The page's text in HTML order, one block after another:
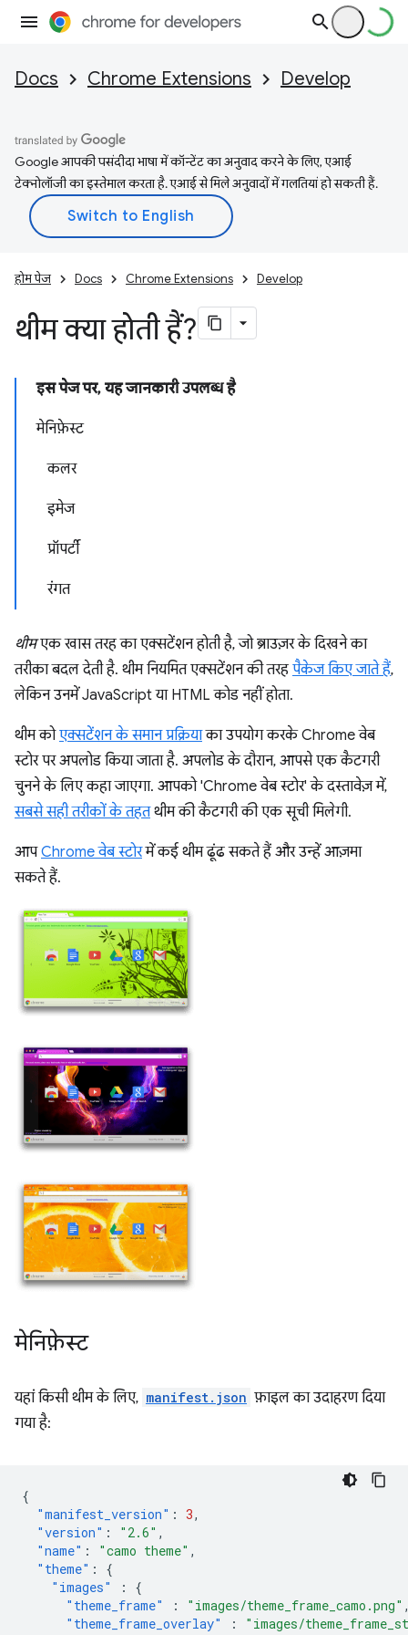
Docs Chrome Extensions Develop
Google आपकी पसंदीदा भाषा में कॉन्टेंट का अनुवाद करने के लिए, एआई
टेक्नोलॉजी का इस्तेमाल करता है. एआई से मिले अनुवादों में गलतियां हो सकती हैं.
होम पेज Docs Chrome Extensions Develop
थीम क्या होती हैं?
इस पेज पर, यह जानकारी उपलब्ध है
मेनिफ़ेस्ट
कलर
इमेज
प्रॉपर्टी
रंगत
थीमएक खास तरह का एक्सटेंशन होती है, जो ब्राउज़र के दिखने का
तरीका बदल देती है. थीम नियमित एक्सटेंशन की तरह पैकेज किए जाते हैं,
लेकिन उनमें JavaScript या HTML कोड नहीं होता.
थीम कोएक्सटेंशन के समान प्रक्रियाका उपयोग करके Chrome वेब
स्टोर पर अपलोड किया जाता है. अपलोड के दौरान, आपसे एक कैटगरी
चुनने के लिए कहा जाएगा. आपको 'Chrome वेब स्टोर' के दस्तावेज़ में,
सबसे सही तरीकों के तहतथीम की कैटगरी की एक सूची मिलेगी.
आपChrome वेब स्टोरमें कई थीम ढूंढ सकते हैं और उन्हें आज़मा
सकते हैं.
मेनिफ़ेस्ट
यहां किसी थीम के लिए, manifest.json फ़ाइल का उदाहरण दिया
गया है:
{
"manifest_version" : 3,
"version" : "2.6" ,
"name" : "camo theme" ,
"theme" :
{
"images"
:
{
"theme_frame"
: "images/theme_frame_camo.png"
"theme_frame_overlay"
:
"images/